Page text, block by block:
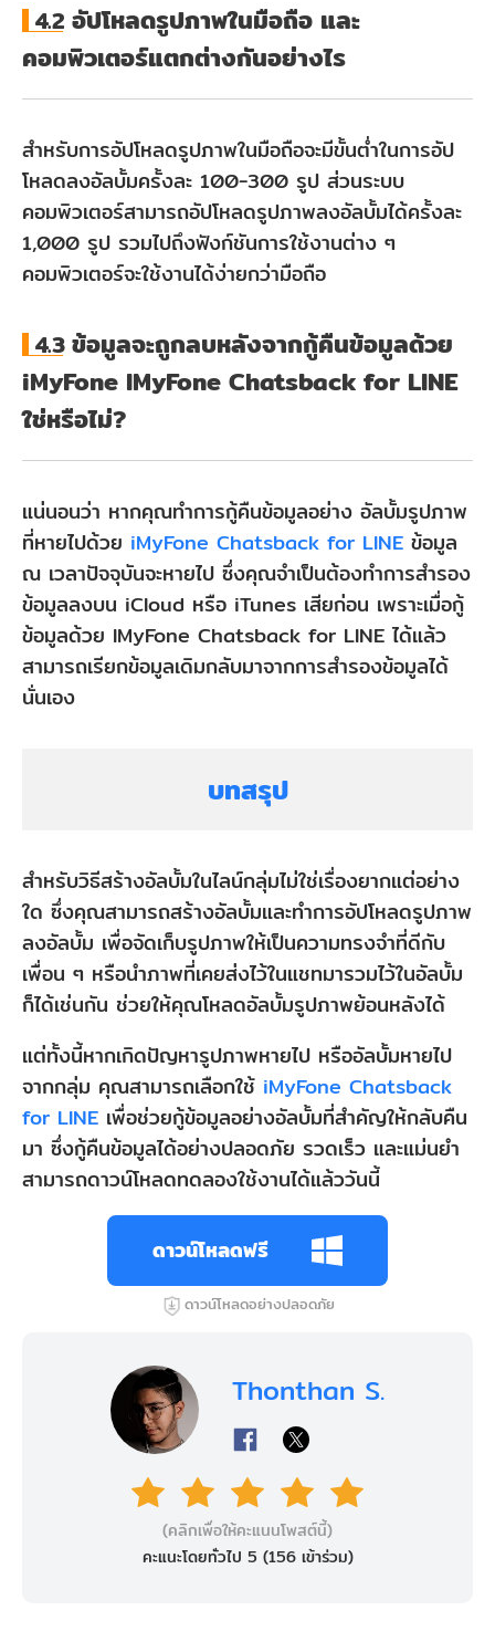
4.2 อัปโหลดรูปภาพในมือถือ และ
คอมพิวเตอร์แตกต่างกันอย่างไร
สำหรับการอัปโหลดรูปภาพในมือถือจะมีขั้นต่ำในการอัป
โหลดลงอัลบั้มครั้งละ 100-300 รูป ส่วนระบบ
คอมพิวเตอร์สามารถอัปโหลดรูปภาพลงอัลบั้มได้ครั้งละ
1,000 รูป รวมไปถึงฟังก์ชันการใช้งานต่าง ๆ
คอมพิวเตอร์จะใช้งานได้ง่ายกว่ามือถือ
4.3ข้อมูลจะถูกลบหลังจากกู้คืนข้อมูลด้วย
iMyFone IMyFone Chatsback for LINE
ใช่หรือไม่?
แน่นอนว่า หากคุณทำการกู้คืนข้อมูลอย่าง อัลบั้มรูปภาพ
ที่หายไปด้วย iMyFone Chatsback for LINE ข้อมูล
ณ เวลาปัจจุบันจะหายไป ซึ่งคุณจำเป็นต้องทำการสำรอง
ข้อมูลลงบน iCloud หรือ iTunes เสียก่อน เพราะเมื่อกู้
ข้อมูลด้วย IMyFone Chatsback for LINE ได้แล้ว
สามารถเรียกข้อมูลเดิมกลับมาจากการสำรองข้อมูลได้
นั่นเอง
บทสรุป
สำหรับวิธีสร้างอัลบั้มในไลน์กลุ่มไม่ใช่เรื่องยากแต่อย่าง
ใด ซึ่งคุณสามารถสร้างอัลบั้มและทำการอัปโหลดรูปภาพ
ลงอัลบั้ม เพื่อจัดเก็บรูปภาพให้เป็นความทรงจำที่ดีกับ
เพื่อน ๆ หรือนำภาพที่เคยส่งไว้ในแชทมารวมไว้ในอัลบั้ม
ก็ได้เช่นกัน ช่วยให้คุณโหลดอัลบั้มรูปภาพย้อนหลังได้
แต่ทั้งนี้หากเกิดปัญหารูปภาพหายไป หรืออัลบั้มหายไป
จากกลุ่ม คุณสามารถเลือกใช้ iMyFone Chatsback
for LINE เพื่อช่วยกู้ข้อมูลอย่างอัลบั้มที่สำคัญให้กลับคืน
มา ซึ่งกู้คืนข้อมูลได้อย่างปลอดภัย รวดเร็ว และแม่นยำ
สามารถดาวน์โหลดทดลองใช้งานได้แล้ววันนี้
ดาวน์โหลดฟรี
ดาวน์โหลดอย่างปลอดภัย
Thonthan S.
(คลิกเพื่อให้คะแนนโพสต์นี้)
คะแนะโดยทั่วไป 5 (156เข้าร่วม)